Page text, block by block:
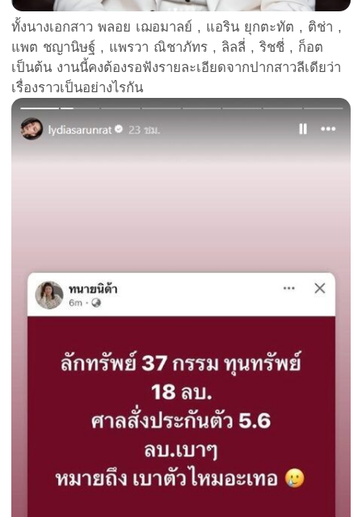
ทั้งนางเอกสาว พลอย เฌอมาลย์ , แอริน ยุกตะทัต , ติช่า ,
แพต ชญานิษฐ์ , แพรวา ณิชาภัทร , ลิลลี่ , ริชชี่ , ก็อต
เป็นต้น งานนี้คงต้องรอฟังรายละเอียดจากปากสาวลีเดียว่า
เรื่องราวเป็นอย่างไรกัน